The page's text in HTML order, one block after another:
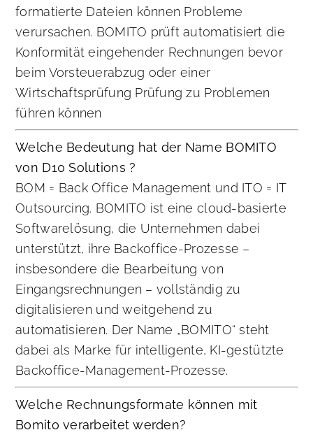
formatierte Dateien können Probleme
verursachen. BOMITO prüft automatisiert die
Konformität eingehender Rechnungen bevor
beim Vorsteuerabzug oder einer
Wirtschaftsprüfung Prüfung zu Problemen
führen können
Welche Bedeutung hat der Name BOMITO
von D10 Solutions ?
BOM = Back Office Management und ITO = IT
Outsourcing. BOMITO ist eine cloud-basierte
Softwarelösung, die Unternehmen dabei
unterstützt, ihre Backoffice-Prozesse –
insbesondere die Bearbeitung von
Eingangsrechnungen – vollständig zu
digitalisieren und weitgehend zu
automatisieren. Der Name „BOMITO“ steht
dabei als Marke für intelligente, KI-gestützte
Backoffice-Management-Prozesse.
Welche Rechnungsformate können mit
Bomito verarbeitet werden?